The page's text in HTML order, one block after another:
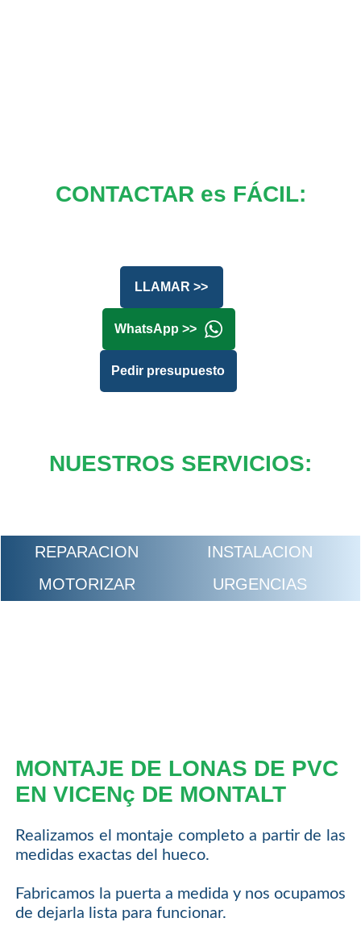
CONTACTAR es FÁCIL:
LLAMAR >>
WhatsApp >>
Pedir presupuesto
NUESTROS SERVICIOS:
REPARACION
INSTALACION
MOTORIZAR
URGENCIAS
MONTAJE DE LONAS DE PVC
EN VICENç DE MONTALT
Realizamos el montaje completo a partir de las
medidas exactas del hueco.
Fabricamos la puerta a medida y nos ocupamos
de dejarla lista para funcionar.